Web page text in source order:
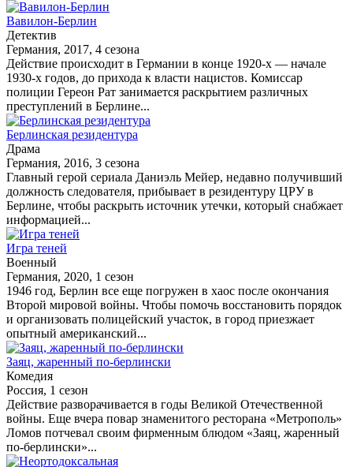
Вавилон-Берлин
Детектив
Германия, 2017, 4 сезона
Действие происходит в Германии в конце 1920-х — начале
1930-х годов, до прихода к власти нацистов. Комиссар
полиции Гереон Рат занимается раскрытием различных
преступлений в Берлине...
Берлинская резидентура
Драма
Германия, 2016, 3 сезона
Главный герой сериала Даниэль Мейер, недавно получивший
должность следователя, прибывает в резидентуру ЦРУ в
Берлине, чтобы раскрыть источник утечки, который снабжает
информацией...
Игра теней
Военный
Германия, 2020, 1 сезон
1946 год, Берлин все еще погружен в хаос после окончания
Второй мировой войны. Чтобы помочь восстановить порядок
и организовать полицейский участок, в город приезжает
опытный американский...
Заяц, жаренный по-берлински
Комедия
Россия, 1 сезон
Действие разворачивается в годы Великой Отечественной
войны. Еще вчера повар знаменитого ресторана «Метрополь»
Ломов потчевал своим фирменным блюдом «Заяц, жаренный
по-берлински»...